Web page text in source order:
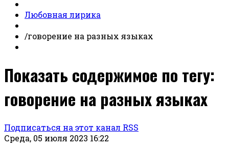
Любовная лирика
/говорение на разных языках
Показать содержимое по тегу:
говорение на разных языках
Подписаться на этот канал RSS
Среда, 05 июля 2023 16:22